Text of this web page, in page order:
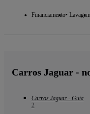
Financiamento Lavagem
Carros Jaguar -
Carros Jaguar - Guia
2